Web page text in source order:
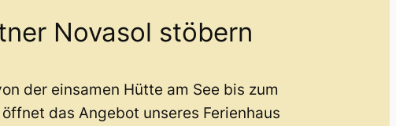
Novasol stöbern
der einsamen Hütte am See bis zum
das Angebot unseres Ferienhaus